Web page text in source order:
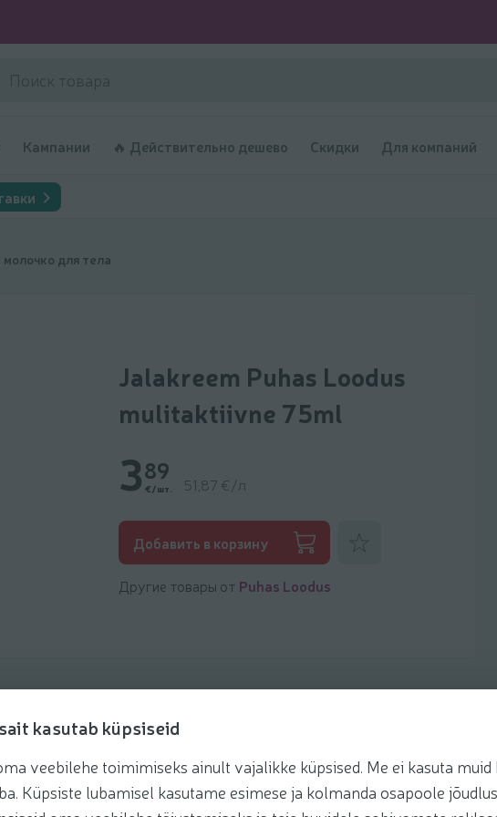
kasutab küpsiseid
veebilehe toimimiseks ainult vajalikke küpsised. Me ei kasuta muid
Küpsiste lubamisel kasutame esimese ja kolmanda osapoole
Кампании 🔥 Действительно дешево Скидки Для компаний
для тела
Jalakreem Puhas Loodus
mulitaktiivne 75ml
389
€/шт. 51,87 €/л
Добавить в корзину
Другие товары от Puhas Loodus